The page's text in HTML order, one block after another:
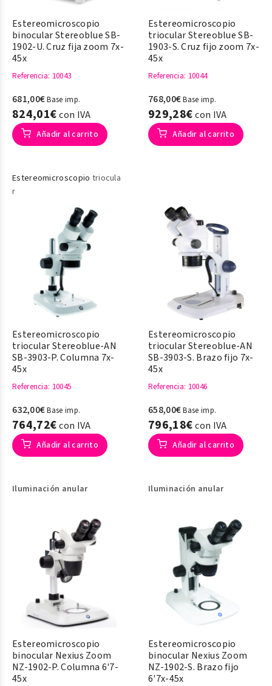
Estereomicroscopio
binocular Stereoblue SB-
1902-U. Cruz fija zoom 7x-
45x
Referencia: 10043
681,00€Base imp.
824,01€con IVA
Añadir al carrito
Estereomicroscopio triocula
r
Estereomicroscopio
triocular Stereoblue SB-
1903-S. Cruz fijo zoom 7x-
45x
Referencia: 10044
768,00€Base imp.
929,28€con IVA
Añadir al carrito
Estereomicroscopio
triocular Stereoblue-AN
SB-3903-P. Columna 7x-
45x
Referencia: 10045
632,00€Base imp.
764,72€con IVA
Añadir al carrito
Iluminación anular
Estereomicroscopio
triocular Stereoblue-AN
SB-3903-S. Brazo fijo 7x-
45x
Referencia: 10046
658,00€Base imp.
796,18€con IVA
Añadir al carrito
Iluminación anular
Estereomicroscopio
binocular Nexius Zoom
NZ-1902-P. Columna 6'7-
45x
Estereomicroscopio
binocular Nexius Zoom
NZ-1902-S. Brazo fijo
6'7x-45x